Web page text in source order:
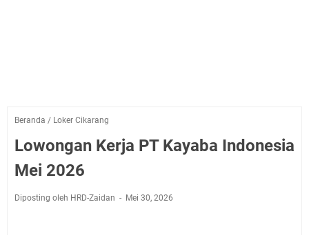
Beranda / Loker Cikarang
Lowongan Kerja PT Kayaba Indonesia
Mei 2026
Diposting oleh HRD-Zaidan Mei 30, 2026